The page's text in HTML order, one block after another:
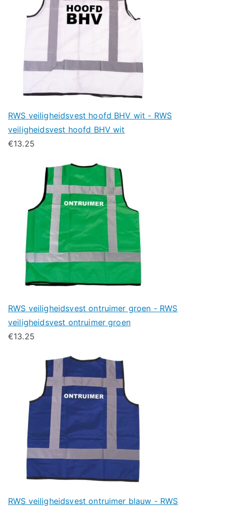
RWS veiligheidsvest hoofd BHV wit - RWS
veiligheidsvest hoofd BHV wit
€13.25
RWS veiligheidsvest ontruimer groen - RWS
veiligheidsvest ontruimer groen
€13.25
RWS veiligheidsvest ontruimer blauw - RWS